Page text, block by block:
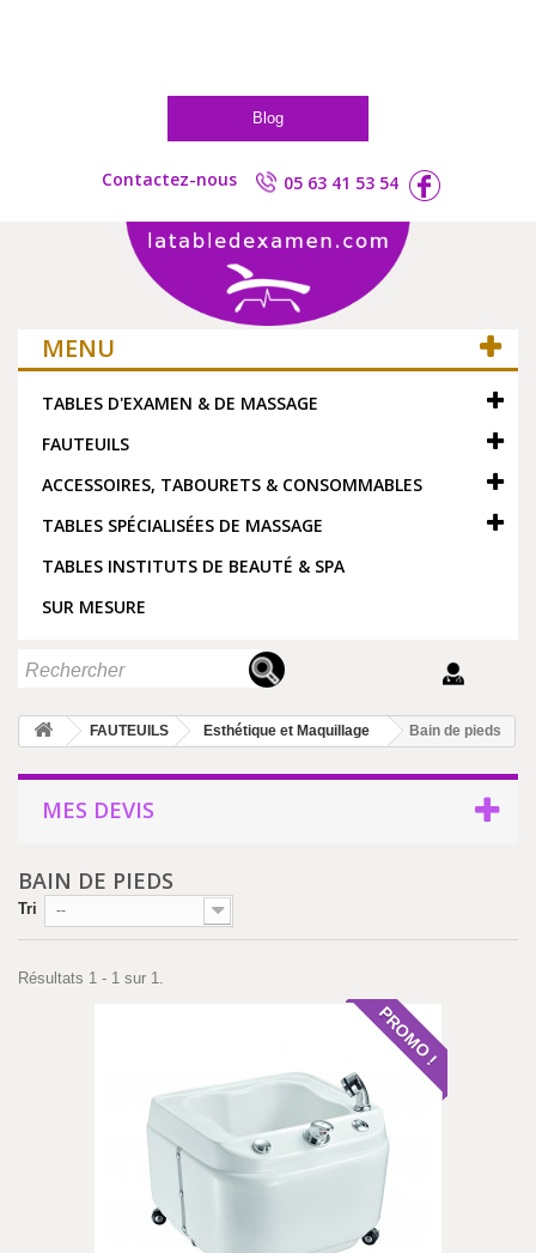
Blog
Contactez-nous 05 63 41 53 54
MENU
TABLES D'EXAMEN & DE MASSAGE
FAUTEUILS
ACCESSOIRES, TABOURETS & CONSOMMABLES
TABLES SPÉCIALISÉES DE MASSAGE
TABLES INSTITUTS DE BEAUTÉ & SPA
SUR MESURE
FAUTEUILS Esthétique et Maquillage Bain de pieds
MES DEVIS
BAIN DE PIEDS
Tri --
Résultats 1 - 1 sur 1.
PROMO !